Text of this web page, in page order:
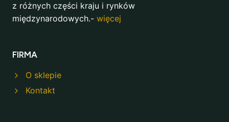
z różnych części kraju i rynków
międzynarodowych.- więcej
FIRMA
O sklepie
Kontakt